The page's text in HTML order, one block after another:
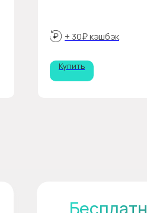
+ 30₽ кэшбэк
Купить